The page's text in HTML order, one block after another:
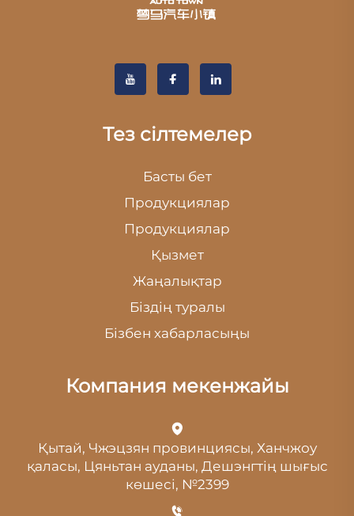
Тез сілтемелер
Басты бет
Продукциялар
Продукциялар
Қызмет
Жаңалықтар
Біздің туралы
Бізбен хабарласыңы
Компания мекенжайы
Қытай, Чжэцзян провинциясы, Ханчжоу
қаласы, Цяньтан ауданы, Дешэнгтің шығыс
көшесі, №2399